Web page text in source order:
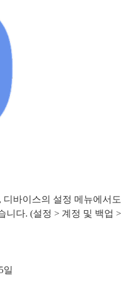
바이스의 설정 메뉴에서도
니다. (설정 > 계정 및 백업 >
일